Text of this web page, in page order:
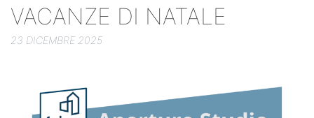
VACANZE DI NATALE
23 DICEMBRE 2025